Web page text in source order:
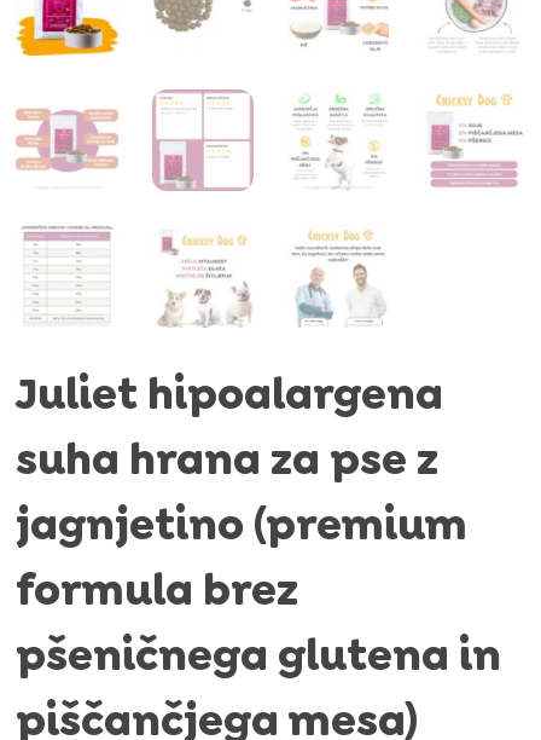
Juliet hipoalargena
suha hrana za pse z
jagnjetino (premium
formula brez
pšeničnega glutena in
piščančjega mesa)